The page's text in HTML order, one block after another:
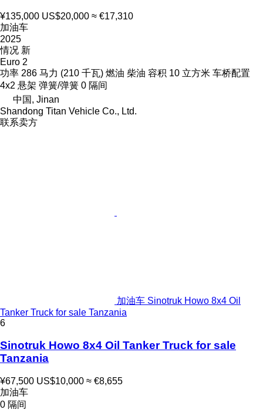
¥135,000 US$20,000 ≈ €17,310
加油车
2025
情况 新
Euro 2
功率 286 马力 (210 千瓦) 燃油 柴油 容积 10 立方米 车桥配置
4x2 悬架 弹簧/弹簧 0 隔间
中国, Jinan
Shandong Titan Vehicle Co., Ltd.
联系卖方
加油车 Sinotruk Howo 8x4 Oil
Tanker Truck for sale Tanzania
6
Sinotruk Howo 8x4 Oil Tanker Truck for sale
Tanzania
¥67,500 US$10,000 ≈ €8,655
加油车
0 隔间